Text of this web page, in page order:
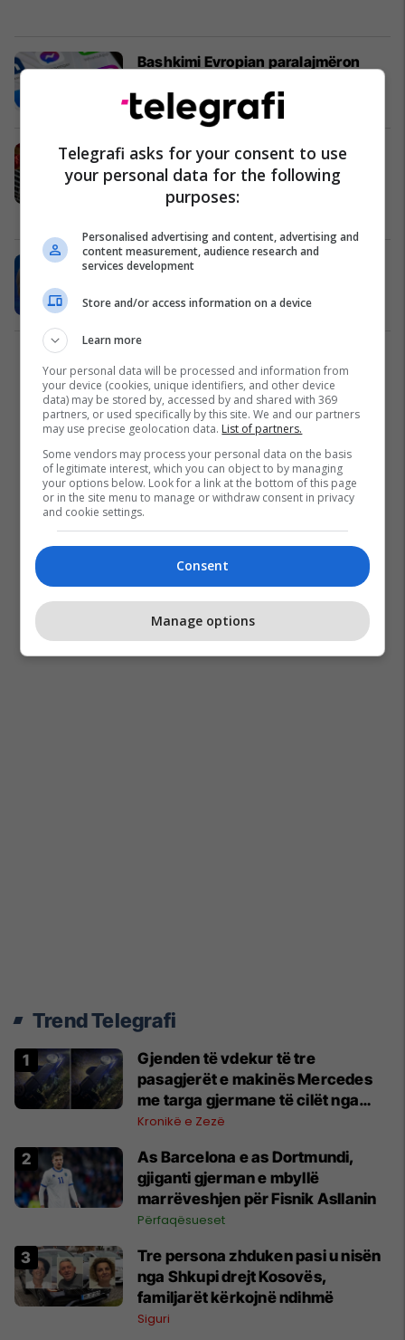
Bashkimi Evropian paralajmëron
AI 21/04/2025
Komisioni Evropian do të kërkojë
shpjegim nga Janevska për
emërimin e Bogojeskit për drejtor të
Von der Leyen mirëpret pezullimin e
Evropa 10/04/2025
Trend Telegrafi
Gjenden të vdekur të tre
pasagjerët e makinës Mercedes
me targa gjermane të cilët nga
Shkupi u nisën drejt Kosovës
Kronikë e Zezë
As Barcelona e as Dortmundi,
gjiganti gjerman e mbyllë
marrëveshjen për Fisnik Asllanin
Përfaqësueset
Tre persona zhduken pasi u nisën
nga Shkupi drejt Kosovës,
familjarët kërkojnë ndihmë
Siguri
Telegrafi asks for your consent to use
your personal data for the following
purposes:
Personalised advertising and content, advertising and
content measurement, audience research and
services development
Store and/or access information on a device
Learn more
Your personal data will be processed and information from
your device (cookies, unique identifiers, and other device
data) may be stored by, accessed by and shared with 369
partners, or used specifically by this site. We and our partners
may use precise geolocation data. List of partners.
Some vendors may process your personal data on the basis
of legitimate interest, which you can object to by managing
your options below. Look for a link at the bottom of this page
or in the site menu to manage or withdraw consent in privacy
and cookie settings.
Consent
Manage options